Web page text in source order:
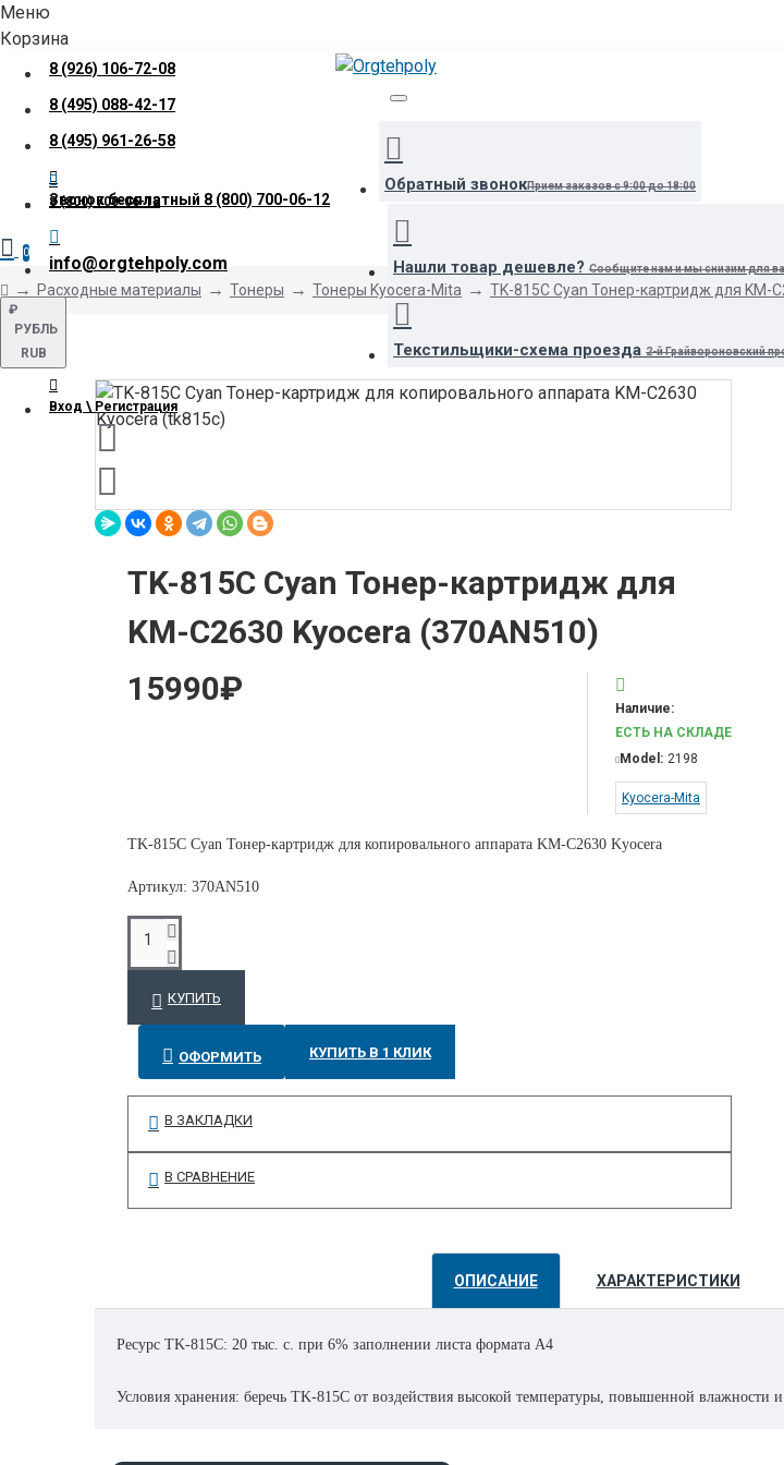
Меню
Корзина
8 (926) 106-72-08
8 (495) 088-42-17
8 (495) 961-26-58
Звонок бесплатный 8 (800) 700-06-12
info@orgtehpoly.com
₽
РУБЛЬ
RUB
Вход \ Регистрация
Обратный звонокПрием заказов с 9:00 до 18:00
Нашли товар дешевле? Сообщите нам и мы снизим для
Текстильщики-схема проезда 2-й Грайвороновский
8 (800) 700-06-12
0
Расходные материалы Тонеры Тонеры Kyocera-Mita TK-815C Cyan Тонер-картридж для KM-
TK-815C Cyan Тонер-картридж для
KM-C2630 Kyocera (370AN510)
15990₽
Наличие:
ЕСТЬ НА СКЛАДЕ
Model: 2198
Kyocera-Mita
TK-815C Cyan Тонер-картридж для копировального аппарата KM-C2630 Kyocera
Артикул: 370AN510
КУПИТЬ
ОФОРМИТЬ КУПИТЬ В 1 КЛИК
В ЗАКЛАДКИ
В СРАВНЕНИЕ
ОПИСАНИЕ ХАРАКТЕРИСТИКИ
Ресурс TK-815C: 20 тыс. с. при 6% заполнении листа формата A4
Условия хранения: беречь TK-815C от воздействия высокой температуры, повышенной